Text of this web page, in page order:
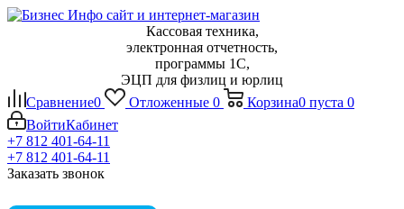
Кассовая техника,
электронная отчетность,
программы 1С,
ЭЦП для физлиц и юрлиц
Сравнение0 Отложенные 0 Корзина0 пуста 0
ВойтиКабинет
+7 812 401-64-11
+7 812 401-64-11
Заказать звонок